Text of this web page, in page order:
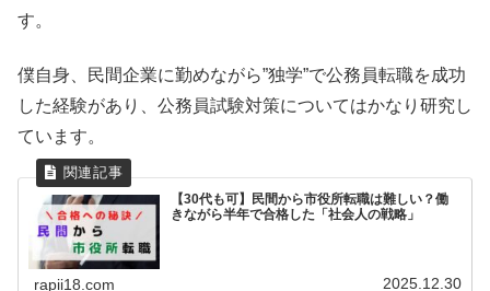
す。
僕自身、民間企業に勤めながら”独学”で公務員転職を成功
した経験があり、公務員試験対策についてはかなり研究し
ています。
【30代も可】民間から市役所転職は難しい？働
きながら半年で合格した「社会人の戦略」
rapii18.com 2025.12.30